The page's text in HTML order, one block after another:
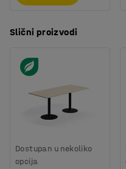
Slični proizvodi
Dostupan u nekoliko
opcija